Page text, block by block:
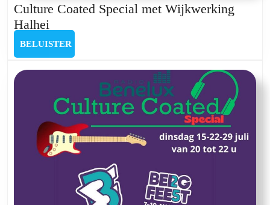
Culture Coated Special met Wijkwerking
Halhei
Coated
Special
met
Wijkwerking
Halhei
BELUISTER